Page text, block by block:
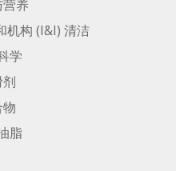
养
机构 (I&I) 清洁
学
脂